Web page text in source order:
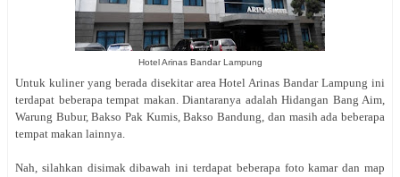
Hotel Arinas Bandar Lampung
Untuk kuliner yang berada disekitar area Hotel Arinas Bandar Lampung ini
terdapat beberapa tempat makan. Diantaranya adalah Hidangan Bang Aim,
Warung Bubur, Bakso Pak Kumis, Bakso Bandung, dan masih ada beberapa
tempat makan lainnya.
Nah, silahkan disimak dibawah ini terdapat beberapa foto kamar dan map